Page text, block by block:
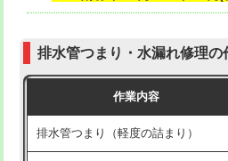
追加人工
※給水管工事は20mmまでの価格で
交換・取付（その他部品）
持込商品取付（単水栓）
持込商品取付（混合水栓）
持込商品取付（浄水器・分岐水栓）
排水管つまり・水漏れ修理の
作業内容
排水管つまり（軽度の詰まり）